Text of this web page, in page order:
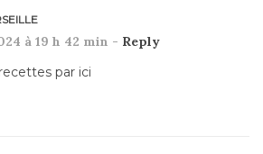
à 19 h 42 min - Reply
par ici